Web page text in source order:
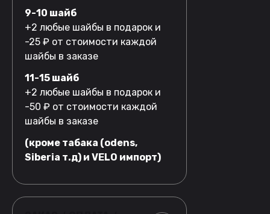
9-10 шайб
+2 любые шайбы в подарок и
-25 ₽ от стоимости каждой
шайбы в заказе
11-15 шайб
+2 любые шайбы в подарок и
-50 ₽ от стоимости каждой
шайбы в заказе
(кроме табака (odens,
Siberia т.д) и VELO импорт)